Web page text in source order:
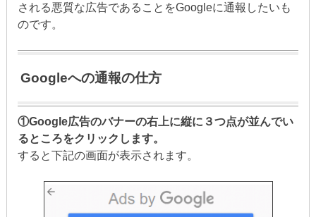
される悪質な広告であることをGoogleに通報したいも
のです。
Googleへの通報の仕方
①Google広告のバナーの右上に縦に３つ点が並んでい
るところをクリックします。
すると下記の画面が表示されます。